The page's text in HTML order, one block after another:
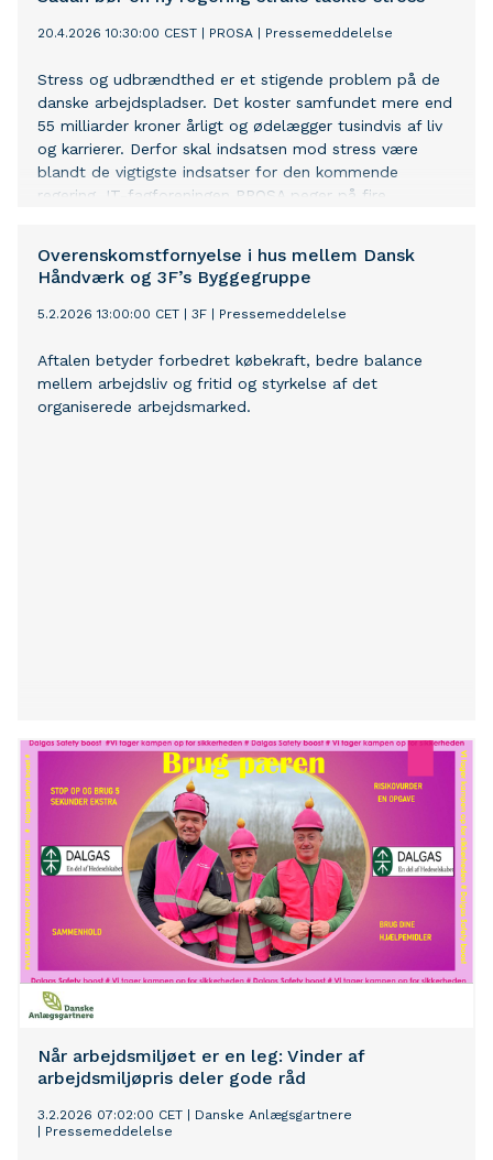
20.4.2026 10:30:00 CEST PROSA Pressemeddelelse
Stress og udbrændthed er et stigende problem på de
danske arbejdspladser. Det koster samfundet mere end
55 milliarder kroner årligt og ødelægger tusindvis af liv
og karrierer. Derfor skal indsatsen mod stress være
blandt de vigtigste indsatser for den kommende
regering. IT-fagforeningen PROSA peger på fire
Overenskomstfornyelse i hus mellem Dansk
Håndværk og 3F’s Byggegruppe
5.2.2026 13:00:00 CET 3F Pressemeddelelse
Aftalen betyder forbedret købekraft, bedre balance
mellem arbejdsliv og fritid og styrkelse af det
organiserede arbejdsmarked.
Når arbejdsmiljøet er en leg: Vinder af
arbejdsmiljøpris deler gode råd
3.2.2026 07:02:00 CET
Danske Anlægsgartnere
Pressemeddelelse